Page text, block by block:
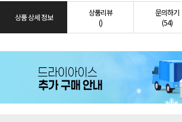
상품 상세 정보
상품리뷰
()
문의하기
(54)